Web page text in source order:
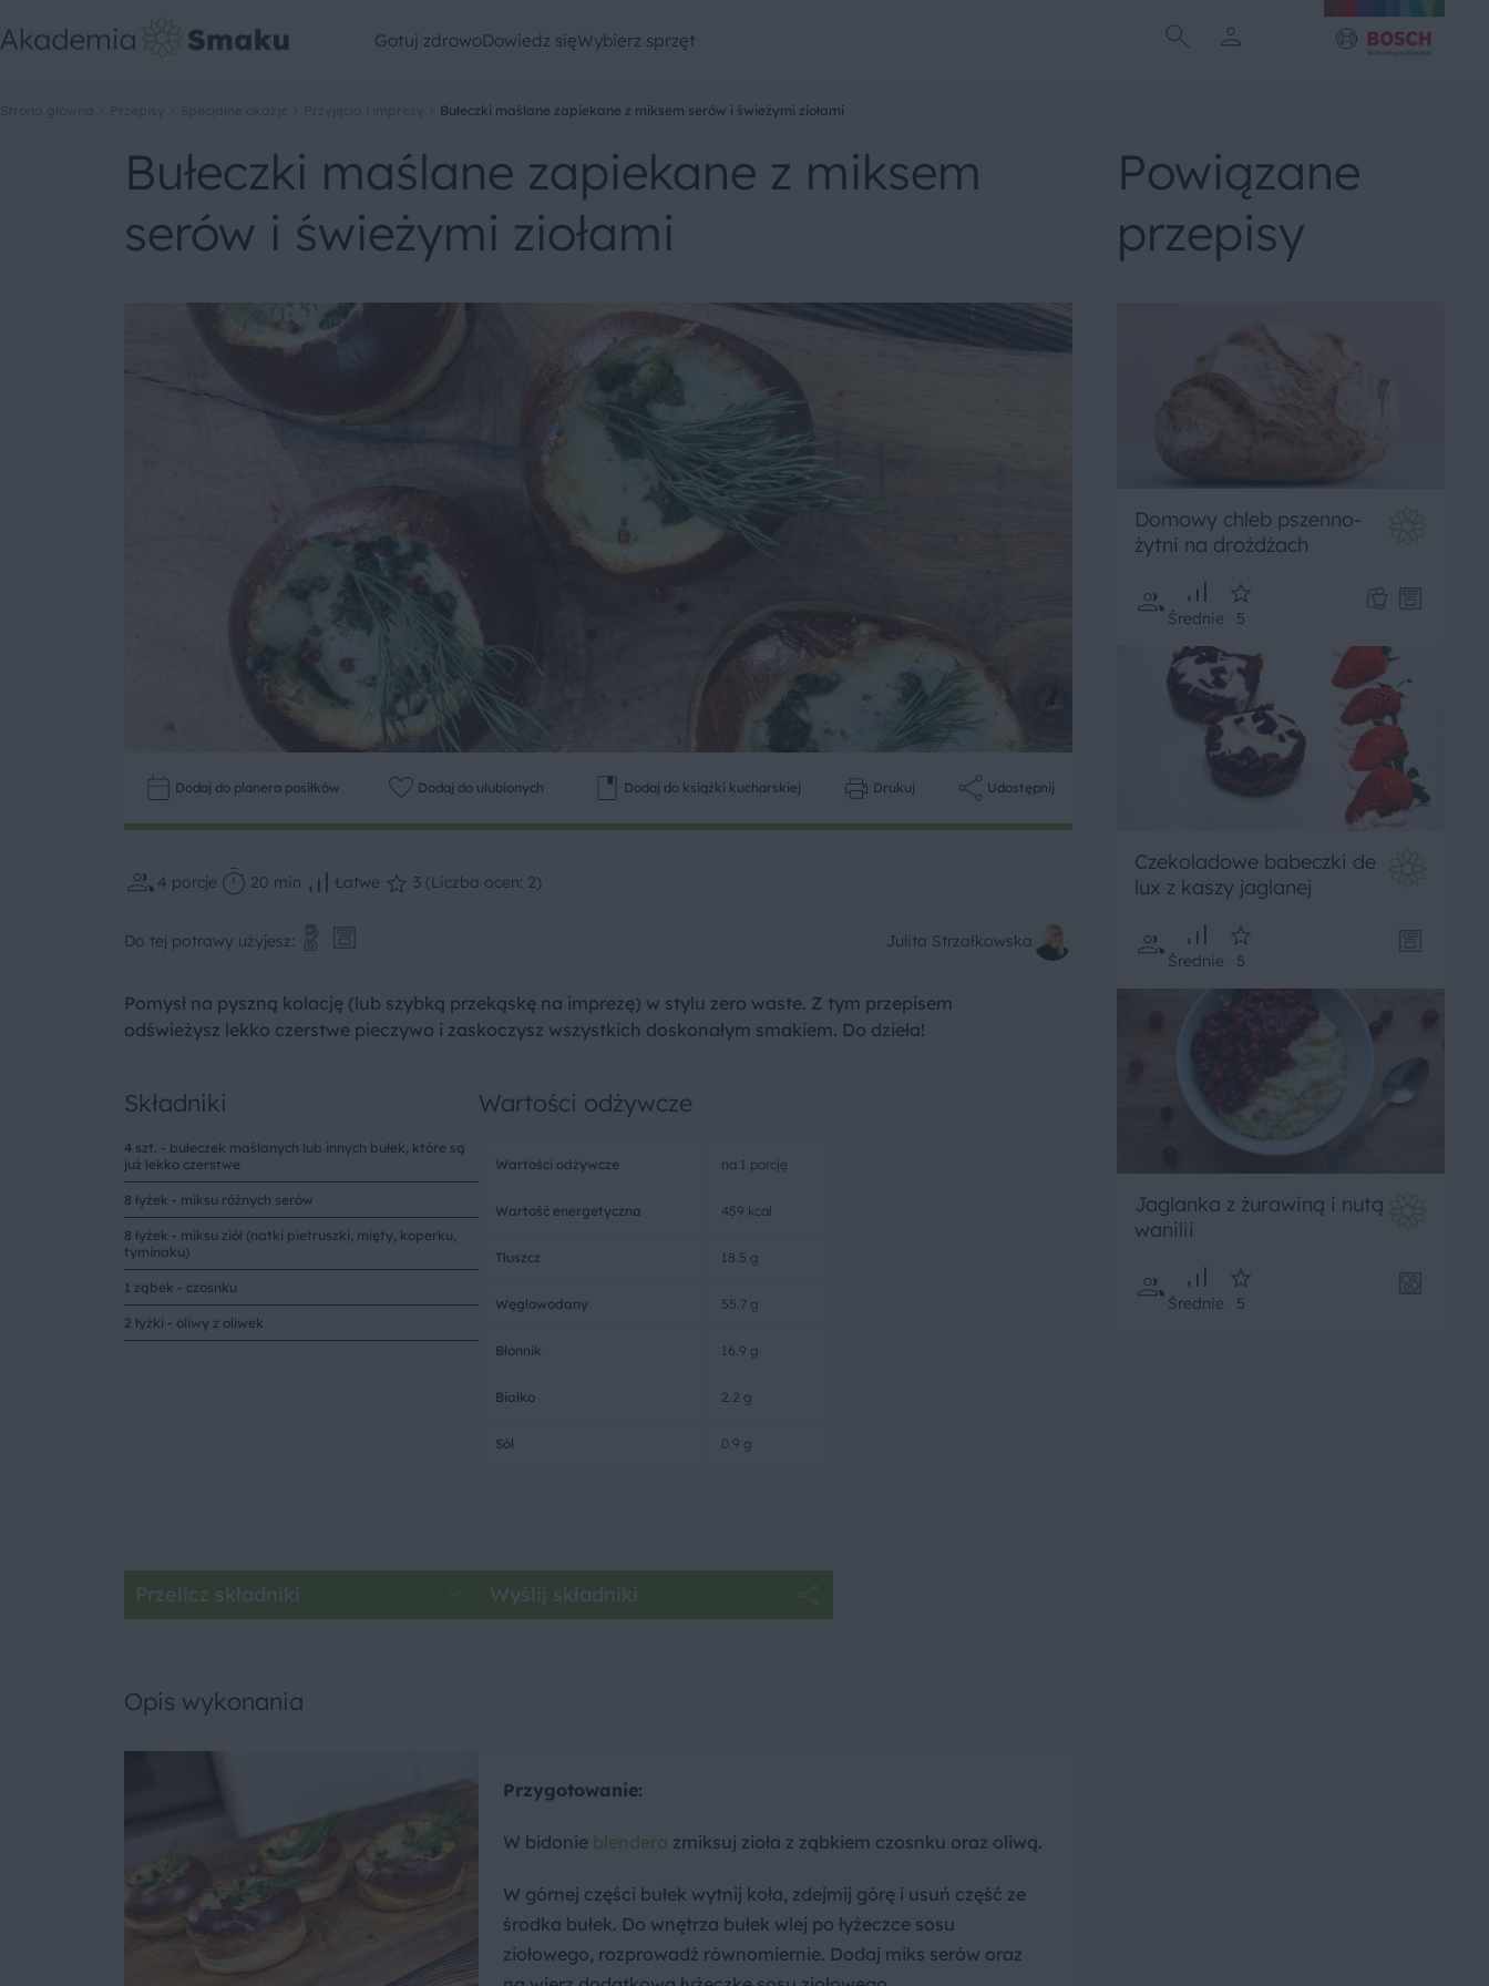
Gotuj zdrowoDowiedz sięWybierz sprzęt
Bułeczki maślane zapiekane z miksem serów i świeżymi ziołami
Bułeczki maślane zapiekane z miksem
serów i świeżymi ziołami
Dodaj do planera posiłków Dodaj do ulubionych Dodaj do książki kucharskiej Drukuj Udostępnij
4 porcje 20 min Łatwe 3 (Liczba ocen: 2)
Do tej potrawy użyjesz: Julita Strzałkowska
Pomysł na pyszną kolację (lub szybką przekąskę na imprezę) w stylu zero waste. Z tym przepisem
odświeżysz lekko czerstwe pieczywo i zaskoczysz wszystkich doskonałym smakiem. Do dzieła!
Składniki
4 szt. - bułeczek maślanych lub innych bułek, które są
już lekko czerstwe
8 łyżek - miksu różnych serów
8 łyżek - miksu ziół (natki pietruszki, mięty, koperku,
tyminaku)
1 ząbek - czosnku
2 łyżki - oliwy z oliwek
Wartości odżywcze
Wartości odżywcze na 1 porcję
Wartość energetyczna 459 kcal
Tłuszcz 18.5 g
Węglowodany 55.7 g
Błonnik 16.9 g
Białko 2.2 g
Sól 0.9 g
Przelicz składniki Wyślij składniki
Opis wykonania
Przygotowanie:
W bidonie blendera zmiksuj zioła z ząbkiem czosnku oraz oliwą.
W górnej części bułek wytnij koła, zdejmij górę i usuń część ze
środka bułek. Do wnętrza bułek wlej po łyżeczce sosu
ziołowego, rozprowadź równomiernie. Dodaj miks serów oraz
Powiązane
przepisy
Domowy chleb pszenno-
żytni na drożdżach
Średnie 5
Czekoladowe babeczki de
lux z kaszy jaglanej
Średnie 5
Jaglanka z żurawiną i nutą
wanilii
Średnie 5